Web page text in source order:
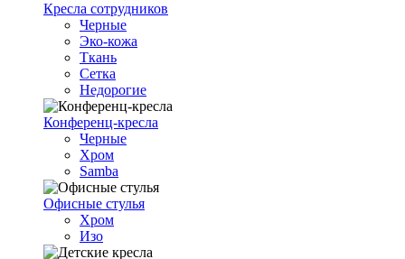
Кресла сотрудников
Черные
Эко-кожа
Ткань
Сетка
Недорогие
Конференц-кресла
Черные
Хром
Samba
Офисные стулья
Хром
Изо